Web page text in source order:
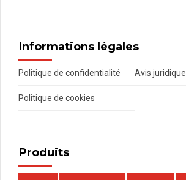
Informations légales
Politique de confidentialité Avis juridique
Politique de cookies
Produits